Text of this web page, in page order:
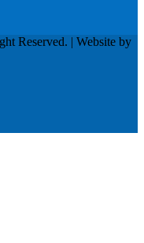
Reserved. | Website by